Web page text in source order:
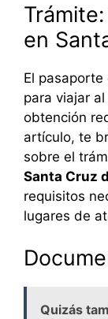
en
El
para viajar
obtención
artículo, te
sobre el
Santa Cruz
requisitos
lugares de
Quizás